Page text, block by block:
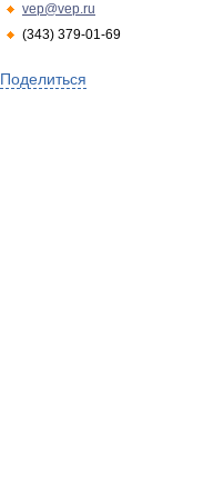
vep@vep.ru
(343) 379-01-69
Поделиться